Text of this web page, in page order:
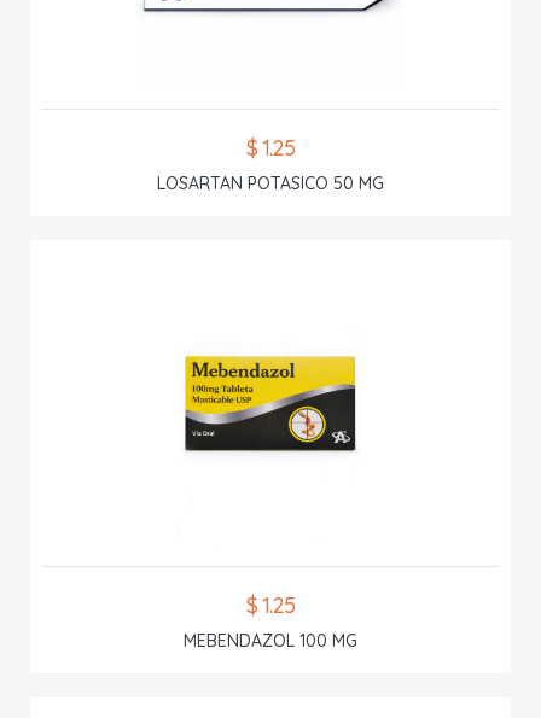
$ 1.25
LOSARTAN POTASICO 50 MG
$ 1.25
MEBENDAZOL 100 MG